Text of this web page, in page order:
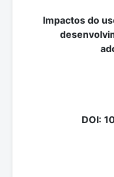
Impactos do
DOI: